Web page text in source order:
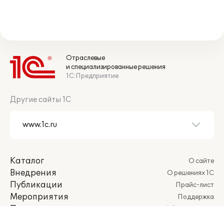
Отраслевые
и специализированные решения
1С:Предприятие
Другие сайты 1С
Каталог
Внедрения
Публикации
Мероприятия
О сайте
О решениях 1С
Прайс-лист
Поддержка